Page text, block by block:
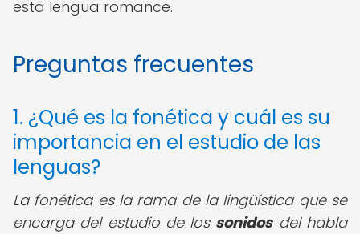
esta lengua romance.
Preguntas frecuentes
1. ¿Qué es la fonética y cuál es su
importancia en el estudio de las
lenguas?
La fonética es la rama de la lingüística que se
encarga del estudio de los sonidosdel habla